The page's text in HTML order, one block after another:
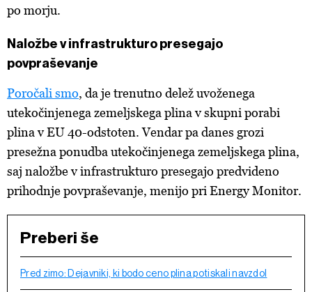
po morju.
Naložbe v infrastrukturo presegajo
povpraševanje
Poročali smo, da je trenutno delež uvoženega
utekočinjenega zemeljskega plina v skupni porabi
plina v EU 40-odstoten. Vendar pa danes grozi
presežna ponudba utekočinjenega zemeljskega plina,
saj naložbe v infrastrukturo presegajo predvideno
prihodnje povpraševanje, menijo pri Energy Monitor.
Preberi še
Pred zimo: Dejavniki, ki bodo ceno plina potiskali navzdol